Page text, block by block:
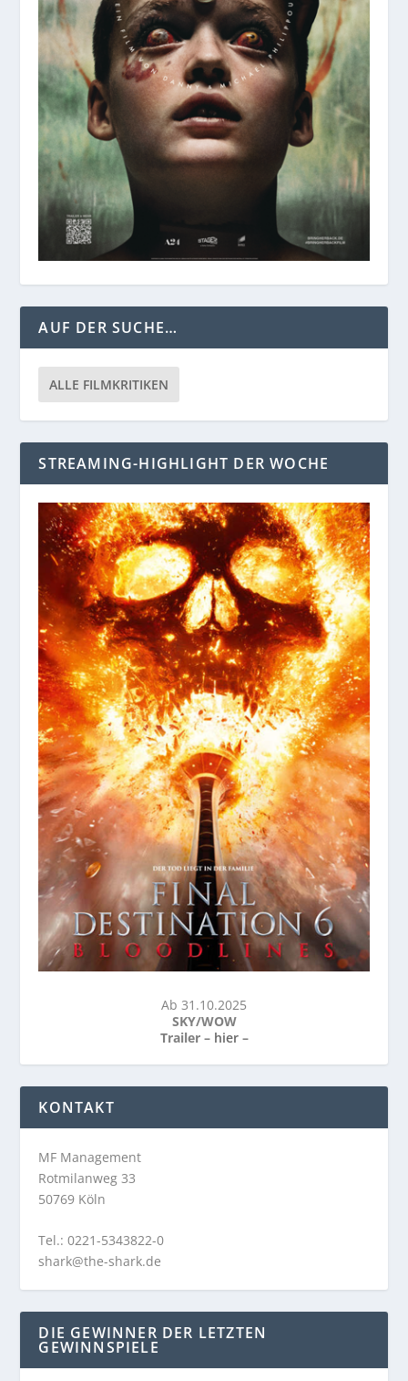
AUF DER SUCHE…
ALLE FILMKRITIKEN
STREAMING-HIGHLIGHT DER WOCHE
Ab 31.10.2025
SKY/WOW
Trailer – hier –
KONTAKT
MF Management
Rotmilanweg 33
50769 Köln
Tel.: 0221-5343822-0
shark@the-shark.de
DIE GEWINNER DER LETZTEN
GEWINNSPIELE